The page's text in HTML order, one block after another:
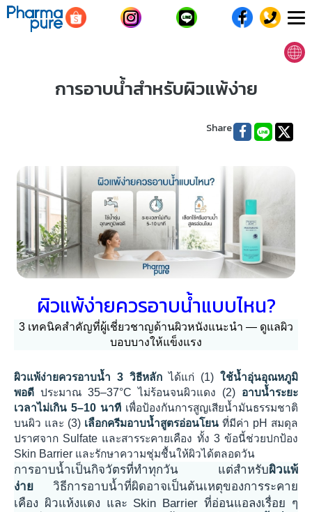
การอาบน้ำสำหรับผิวแพ้ง่าย
Share
ผิวแพ้ง่ายควรอาบน้ำแบบไหน?
3 เทคนิคสำคัญที่ผู้เชี่ยวชาญด้านผิวหนังแนะนำ — ดูแลผิว
บอบบางให้แข็งแรง
ผิวแพ้ง่ายควรอาบน้ำ 3 วิธีหลัก ได้แก่ (1) ใช้น้ำอุ่นอุณหภูมิ
พอดี ประมาณ 35–37°C ไม่ร้อนจนผิวแดง (2) อาบน้ำระยะ
เวลาไม่เกิน 5–10 นาที เพื่อป้องกันการสูญเสียน้ำมันธรรมชาติ
บนผิว และ (3) เลือกครีมอาบน้ำสูตรอ่อนโยน ที่มีค่า pH สมดุล
ปราศจาก Sulfate และสารระคายเคือง ทั้ง 3 ข้อนี้ช่วยปกป้อง
Skin Barrier และรักษาความชุ่มชื้นให้ผิวได้ตลอดวัน
การอาบน้ำเป็นกิจวัตรที่ทำทุกวัน แต่สำหรับผิวแพ้
ง่าย วิธีการอาบน้ำที่ผิดอาจเป็นต้นเหตุของการระคาย
เคือง ผิวแห้งแดง และ Skin Barrier ที่อ่อนแอลงเรื่อย ๆ